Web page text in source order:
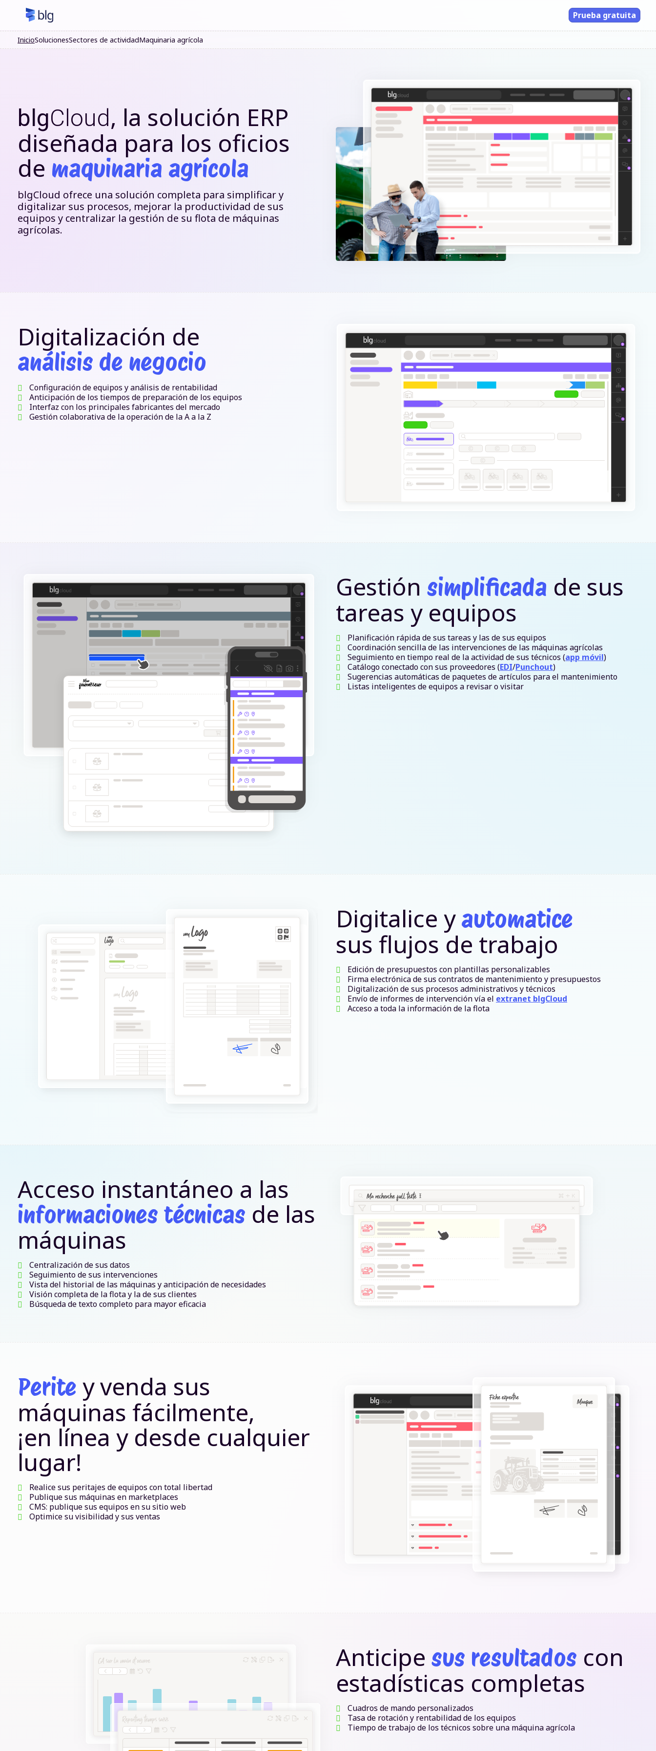
Prueba gratuita
InicioSolucionesSectores de actividadMaquinaria agrícola
blgCloud, la solución ERP
diseñada para los oficios
de maquinaria agrícola
blgCloud ofrece una solución completa para simplificar y
digitalizar sus procesos, mejorar la productividad de sus
equipos y centralizar la gestión de su flota de máquinas
agrícolas.
Digitalización de
análisis de negocio
Configuración de equipos y análisis de rentabilidad
Anticipación de los tiempos de preparación de los equipos
Interfaz con los principales fabricantes del mercado
Gestión colaborativa de la operación de la A a la Z
Gestión simplificada de sus
tareas y equipos
Planificación rápida de sus tareas y las de sus equipos
Coordinación sencilla de las intervenciones de las máquinas agrícolas
Seguimiento en tiempo real de la actividad de sus técnicos (app móvil)
Catálogo conectado con sus proveedores (EDI/Punchout)
Sugerencias automáticas de paquetes de artículos para el mantenimiento
Listas inteligentes de equipos a revisar o visitar
Digitalice y automatice
sus flujos de trabajo
Edición de presupuestos con plantillas personalizables
Firma electrónica de sus contratos de mantenimiento y presupuestos
Digitalización de sus procesos administrativos y técnicos
Envío de informes de intervención vía el extranet blgCloud
Acceso a toda la información de la flota
Acceso instantáneo a las
informaciones técnicas de las
máquinas
Centralización de sus datos
Seguimiento de sus intervenciones
Vista del historial de las máquinas y anticipación de necesidades
Visión completa de la flota y la de sus clientes
Búsqueda de texto completo para mayor eficacia
Perite y venda sus
máquinas fácilmente,
¡en línea y desde cualquier
lugar!
Realice sus peritajes de equipos con total libertad
Publique sus máquinas en marketplaces
CMS: publique sus equipos en su sitio web
Optimice su visibilidad y sus ventas
Anticipe sus resultados con
estadísticas completas
Cuadros de mando personalizados
Tasa de rotación y rentabilidad de los equipos
Tiempo de trabajo de los técnicos sobre una máquina agrícola